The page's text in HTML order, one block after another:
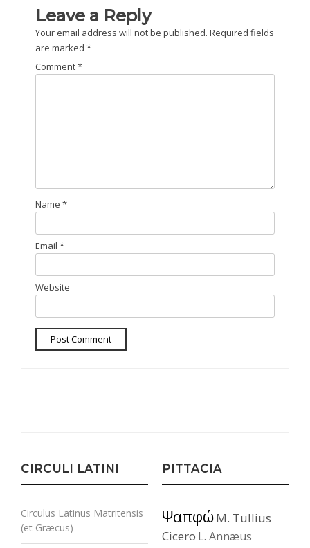
Leave a Reply
Your email address will not be published. Required fields
are marked *
Comment*
Name *
Email *
Website
CIRCULI LATINI
Circulus Latinus Matritensis
(et Græcus)
PITTACIA
ΨαπφώM. Tullius
Cicero L. Annæus